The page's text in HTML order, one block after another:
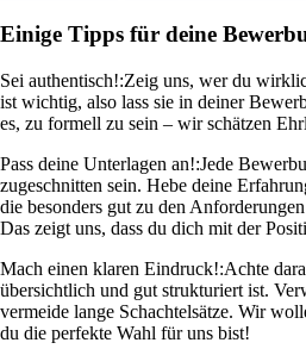
Einige Tipps für deine
Sei authentisch!:Zeig uns, wer du
ist wichtig, also lass sie in deiner
es, zu formell zu sein – wir schätzen
Pass deine Unterlagen an!:Jede
zugeschnitten sein. Hebe deine
die besonders gut zu den
Das zeigt uns, dass du dich mit der
Mach einen klaren Eindruck!:Achte
übersichtlich und gut strukturiert ist.
vermeide lange Schachtelsätze. Wir
du die perfekte Wahl für uns bist!